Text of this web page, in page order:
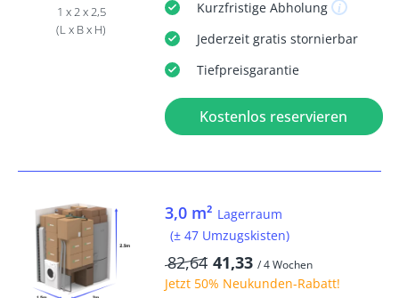
1 x 2 x 2,5
(L x B x H)
KurzfristigeAbholung
Jederzeit gratis stornierbar
Tiefpreisgarantie
Kostenlos reservieren
3,0 m² Lagerraum
(± 47 Umzugskisten)
82,64 41,33 / 4 Wochen
Jetzt 50% Neukunden-Rabatt!